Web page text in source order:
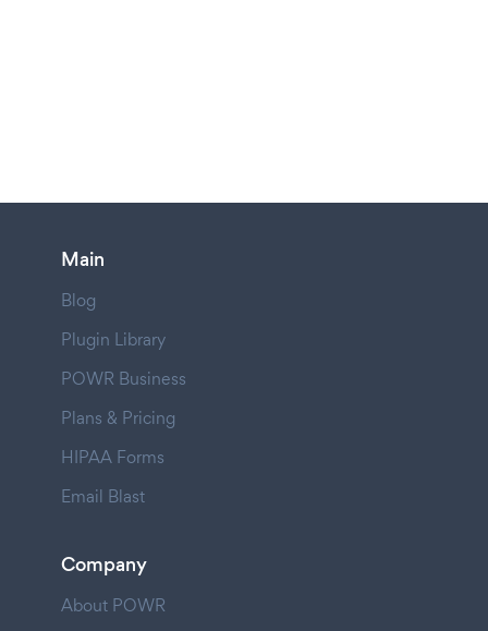
Main
Blog
Plugin Library
POWR Business
Plans & Pricing
HIPAA Forms
Email Blast
Company
About POWR